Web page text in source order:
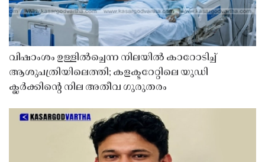
വിഷാംശം ഉള്ളിൽച്ചെന്ന നിലയിൽ കാറോടിച്ച്
ആശുപത്രിയിലെത്തി; കളക്ടറേറ്റിലെ യുഡി
ക്ലർക്കിൻ്റെ നില അതീവ ഗുരുതരം